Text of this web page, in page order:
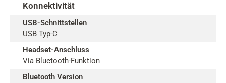
Konnektivität
USB-Schnittstellen
USB Typ-C
Headset-Anschluss
Via Bluetooth-Funktion
Bluetooth Version